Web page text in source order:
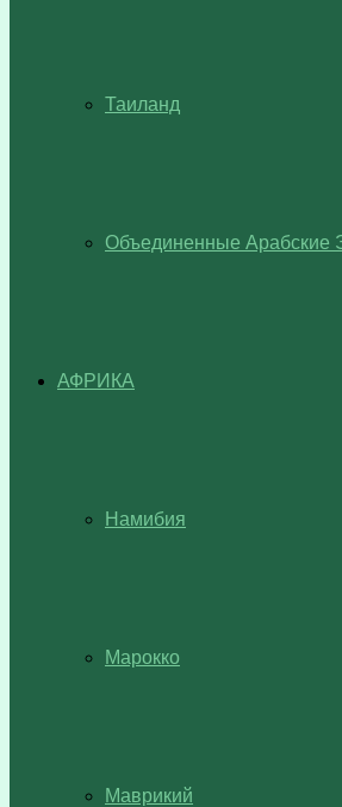
Таиланд
Объединенные Арабские
АФРИКА
Намибия
Марокко
Маврикий